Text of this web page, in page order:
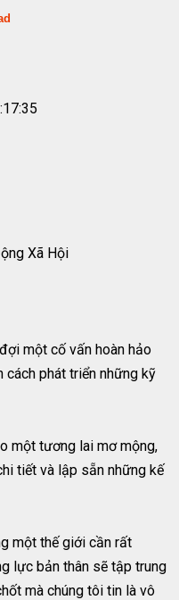
Xã Hội
một cố vấn hoàn hảo
cách phát triển những kỹ
một tương lai mơ mộng,
tiết và lập sẵn những kế
một thế giới cần rất
lực bản thân sẽ tập trung
mà chúng tôi tin là vô